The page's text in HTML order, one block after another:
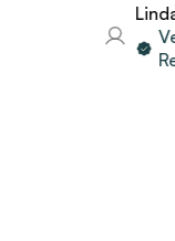
Linda